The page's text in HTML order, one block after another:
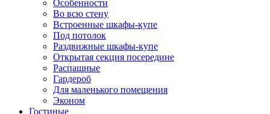
Особенности
Во всю стену
Встроенные шкафы-купе
Под потолок
Раздвижные шкафы-купе
Открытая секция посередине
Распашные
Гардероб
Для маленького помещения
Эконом
Гостиные